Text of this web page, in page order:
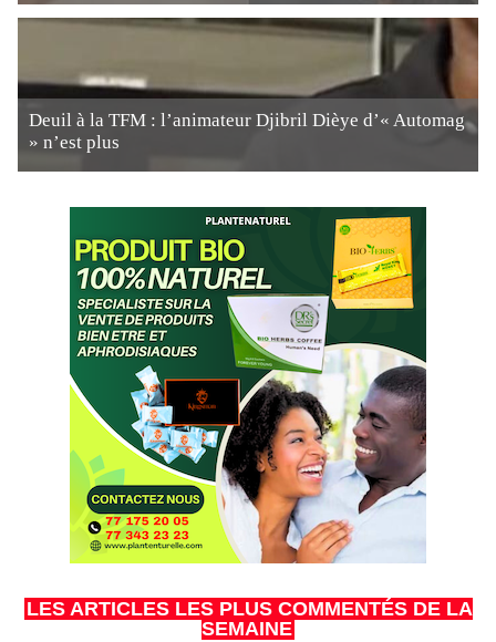
Deuil à la TFM : l’animateur Djibril Dièye d’« Automag
» n’est plus
LES ARTICLES LES PLUS COMMENTÉS DE LA
SEMAINE